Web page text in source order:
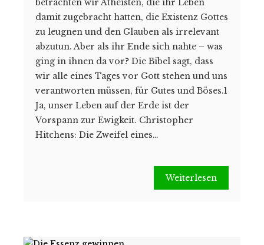
damit zugebracht hatten, die Existenz Gottes
zu leugnen und den Glauben als irrelevant
abzutun. Aber als ihr Ende sich nahte – was
ging in ihnen da vor? Die Bibel sagt, dass
wir alle eines Tages vor Gott stehen und uns
verantworten müssen, für Gutes und Böses.1
Ja, unser Leben auf der Erde ist der
Vorspann zur Ewigkeit. Christopher
Hitchens: Die Zweifel eines…
Weiterlesen